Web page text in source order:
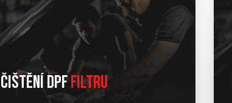
Čištění DPFfiltru